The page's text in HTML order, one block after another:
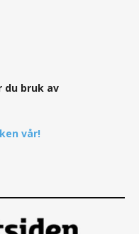
du bruk av
vår!